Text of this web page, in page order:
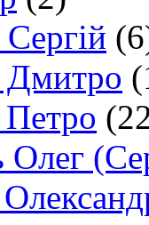
Дмитро